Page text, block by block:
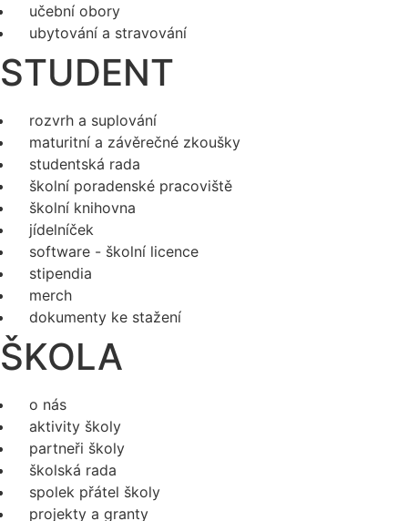
učební obory
ubytování a stravování
STUDENT
rozvrh a suplování
maturitní a závěrečné zkoušky
studentská rada
školní poradenské pracoviště
školní knihovna
jídelníček
software - školní licence
stipendia
merch
dokumenty ke stažení
ŠKOLA
o nás
aktivity školy
partneři školy
školská rada
spolek přátel školy
projekty a granty